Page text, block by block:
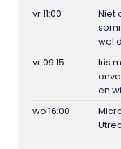
vr 11:00
Niet
wel
vr 09:15
Iris
en
wo 16:00